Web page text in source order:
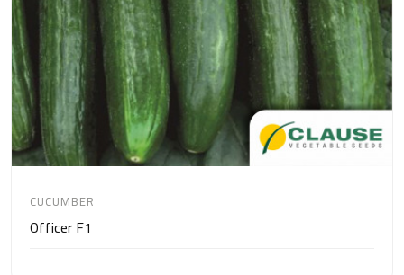
CUCUMBER
Officer F1